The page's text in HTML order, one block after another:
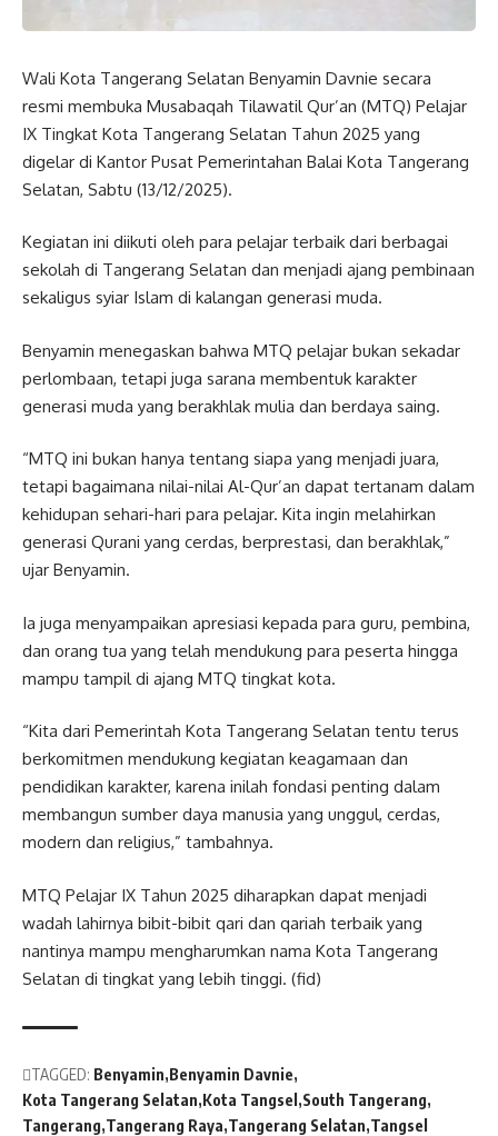
Wali Kota Tangerang Selatan Benyamin Davnie secara
resmi membuka Musabaqah Tilawatil Qur’an (MTQ) Pelajar
IX Tingkat Kota Tangerang Selatan Tahun 2025 yang
digelar di Kantor Pusat Pemerintahan Balai Kota Tangerang
Selatan, Sabtu (13/12/2025).
Kegiatan ini diikuti oleh para pelajar terbaik dari berbagai
sekolah di Tangerang Selatan dan menjadi ajang pembinaan
sekaligus syiar Islam di kalangan generasi muda.
Benyamin menegaskan bahwa MTQ pelajar bukan sekadar
perlombaan, tetapi juga sarana membentuk karakter
generasi muda yang berakhlak mulia dan berdaya saing.
“MTQ ini bukan hanya tentang siapa yang menjadi juara,
tetapi bagaimana nilai-nilai Al-Qur’an dapat tertanam dalam
kehidupan sehari-hari para pelajar. Kita ingin melahirkan
generasi Qurani yang cerdas, berprestasi, dan berakhlak,”
ujar Benyamin.
Ia juga menyampaikan apresiasi kepada para guru, pembina,
dan orang tua yang telah mendukung para peserta hingga
mampu tampil di ajang MTQ tingkat kota.
“Kita dari Pemerintah Kota Tangerang Selatan tentu terus
berkomitmen mendukung kegiatan keagamaan dan
pendidikan karakter, karena inilah fondasi penting dalam
membangun sumber daya manusia yang unggul, cerdas,
modern dan religius,” tambahnya.
MTQ Pelajar IX Tahun 2025 diharapkan dapat menjadi
wadah lahirnya bibit-bibit qari dan qariah terbaik yang
nantinya mampu mengharumkan nama Kota Tangerang
Selatan di tingkat yang lebih tinggi. (fid)
TAGGED: Benyamin Benyamin Davnie
Kota Tangerang Selatan Kota Tangsel South Tangerang
Tangerang Tangerang Raya Tangerang Selatan Tangsel